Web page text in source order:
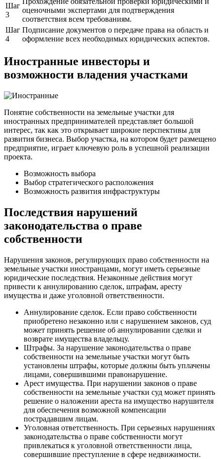
Шаг
3
оценочными экспертами для подтверждения
соответствия всем требованиям.
Шаг
4
Подписание документов о передаче права на область и
оформление всех необходимых юридических аспектов.
Иностранные инвесторы и
возможности владения участками
Понятие собственности на земельные участки для
иностранных предпринимателей представляет большой
интерес, так как это открывает широкие перспективы для
развития бизнеса. Выбор участка, на котором будет размещено
предприятие, играет ключевую роль в успешной реализации
проекта.
Возможность выбора
Выбор стратегического расположения
Возможность развития инфраструктуры
Последствия нарушений
законодательства о праве
собственности
Нарушения законов, регулирующих право собственности на
земельные участки иностранцами, могут иметь серьезные
юридические последствия. Незаконные действия могут
привести к аннулированию сделок, штрафам, аресту
имущества и даже уголовной ответственности.
Аннулирование сделок. Если право собственности
приобретено незаконно или с нарушением законов, суд
может принять решение об аннулировании сделки и
возврате имущества владельцу.
Штрафы. За нарушение законодательства о праве
собственности на земельные участки могут быть
установлены штрафы, которые должны быть уплачены
лицами, совершившими правонарушение.
Арест имущества. При нарушении законов о праве
собственности на земельные участки суд может принять
решение о наложении ареста на имущество нарушителя
для обеспечения возможной компенсации
пострадавшим лицам.
Уголовная ответственность. При серьезных нарушениях
законодательства о праве собственности могут
привлекаться к уголовной ответственности лица,
совершившие преступление в сфере недвижимости.